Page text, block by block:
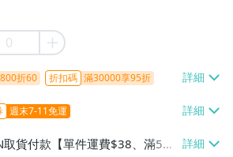
折60 折扣碼 滿30000享95折
週末7-11免運
取貨付款【單件運費$38、滿5件